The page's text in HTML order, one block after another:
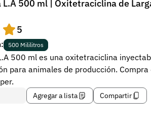
L.A 500 ml | Oxitetraciclina de
5
500 Mililitros
500 ml es una oxitetraciclina
para animales de producción. Compra
Agregar a lista Compartir